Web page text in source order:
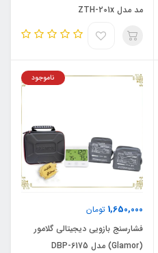
مد مدل ZTH-201x
1,650,000 تومان
ناموجود
فشارسنج بازویی دیجیتالی گلامور
(Glamor) مدل DBP-6175